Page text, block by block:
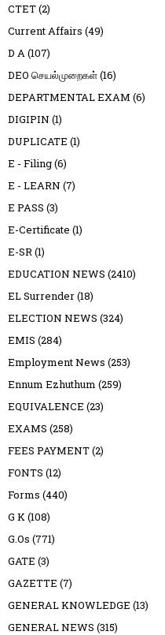
CTET(2)
Current Affairs (49)
D A(107)
DEO செயல்முறைகள்(16)
DEPARTMENTAL EXAM (6)
DIGIPIN (1)
DUPLICATE (1)
E - Filing(6)
E - LEARN (7)
E PASS (3)
E-Certificate (1)
E-SR(1)
EDUCATION NEWS (2410)
EL Surrender(18)
ELECTION NEWS (324)
EMIS (284)
Employment News (253)
Ennum Ezhuthum (259)
EQUIVALENCE (23)
EXAMS (258)
FEES PAYMENT(2)
FONTS (12)
Forms (440)
G K(108)
G.Os (771)
GATE (3)
GAZETTE (7)
GENERAL KNOWLEDGE (13)
GENERAL NEWS (315)